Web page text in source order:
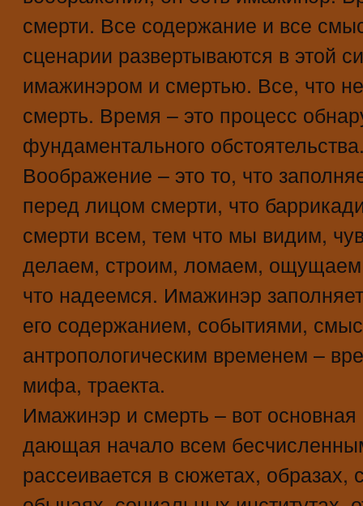
смерти. Все содержание и все
сценарии развертываются в этой
имажинэром и смертью. Все, что
смерть. Время – это процесс
фундаментального
Воображение – это то, что
перед лицом смерти, что
смерти всем, тем что мы видим,
делаем, строим, ломаем,
что надеемся. Имажинэр
его содержанием, событиями,
антропологическим временем –
мифа, траекта.
Имажинэр и смерть – вот
дающая начало всем
рассеивается в сюжетах, образах,